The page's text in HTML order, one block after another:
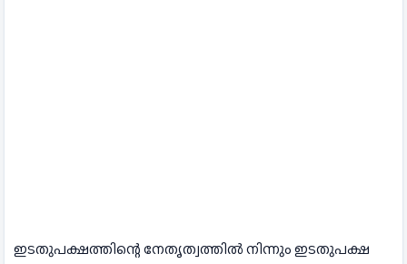
ഇടതുപക്ഷത്തിന്റെ നേതൃത്വത്തിൽ നിന്നും ഇടതുപക്ഷ